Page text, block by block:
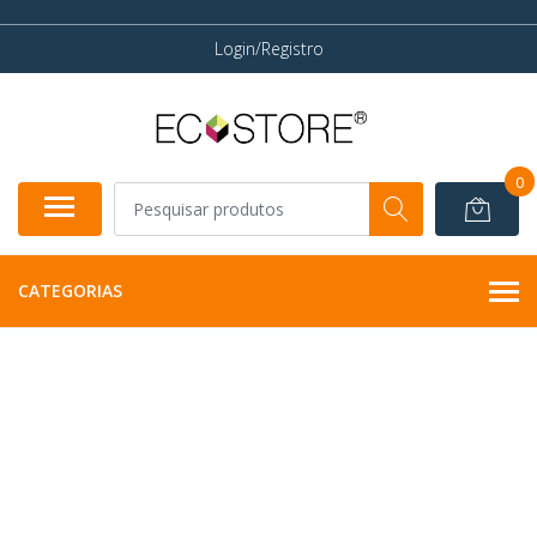
Login/Registro
0
CATEGORIAS